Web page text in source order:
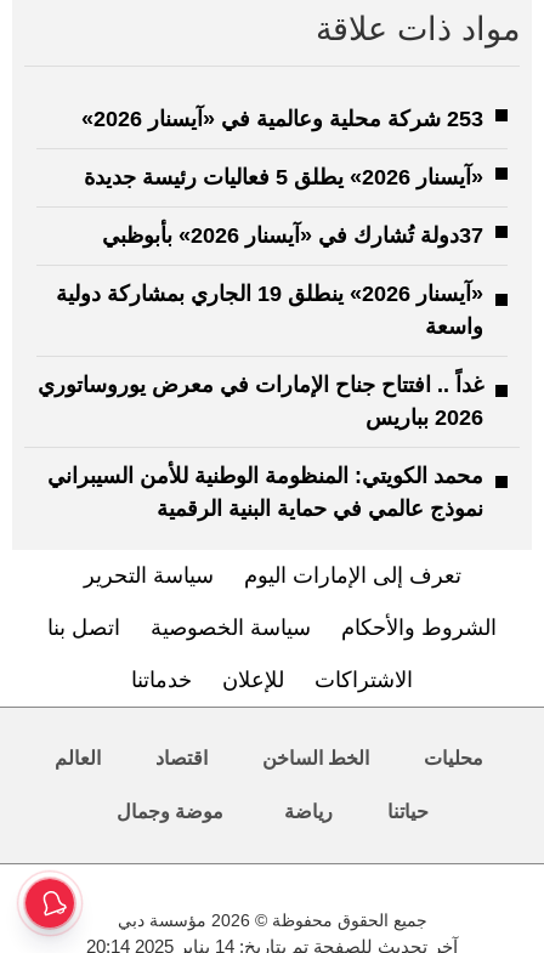
مواد ذات علاقة
253 شركة محلية وعالمية في «آيسنار 2026»
«آيسنار 2026» يطلق 5 فعاليات رئيسة جديدة
37دولة تُشارك في «آيسنار 2026» بأبوظبي
«آيسنار 2026» ينطلق 19 الجاري بمشاركة دولية
واسعة
غداً .. افتتاح جناح الإمارات في معرض يوروساتوري
2026 بباريس
محمد الكويتي: المنظومة الوطنية للأمن السيبراني
نموذج عالمي في حماية البنية الرقمية
تعرف إلى الإمارات اليوم سياسة التحرير
الشروط والأحكام سياسة الخصوصية اتصل بنا
الاشتراكات للإعلان خدماتنا
محليات الخط الساخن اقتصاد العالم
حياتنا رياضة موضة وجمال
جميع الحقوق محفوظة © 2026 مؤسسة دبي
آخر تحديث للصفحة تم بتاريخ: 14 يناير 2025 20:14